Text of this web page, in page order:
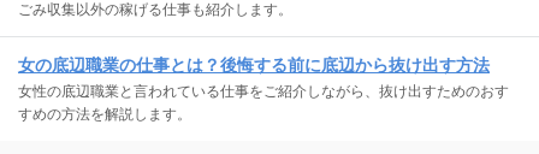
ごみ収集以外の稼げる仕事も紹介します。
女の底辺職業の仕事とは？後悔する前に底辺から抜け出す方法
女性の底辺職業と言われている仕事をご紹介しながら、抜け出すためのおす
すめの方法を解説します。